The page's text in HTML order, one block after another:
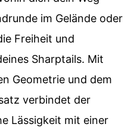
im Gelände oder
Freiheit und
Sharptails. Mit
Geometrie und dem
verbindet der
Lässigkeit mit einer